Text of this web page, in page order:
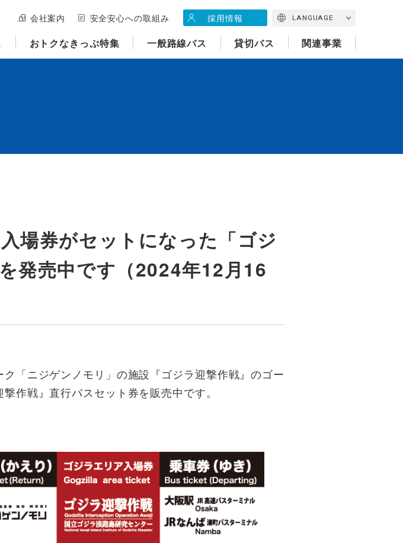
会社案内 安全安心への取組み 採用情報 LANGUAGE
おトクなきっぷ特集 一般路線バス 貸切バス 関連事業
場券がセットになった「ゴジ
発売中です（2024年12月16
「ニジゲンノモリ」の施設『ゴジラ迎撃作戦』のゴー
作戦』直行バスセット券を販売中です。